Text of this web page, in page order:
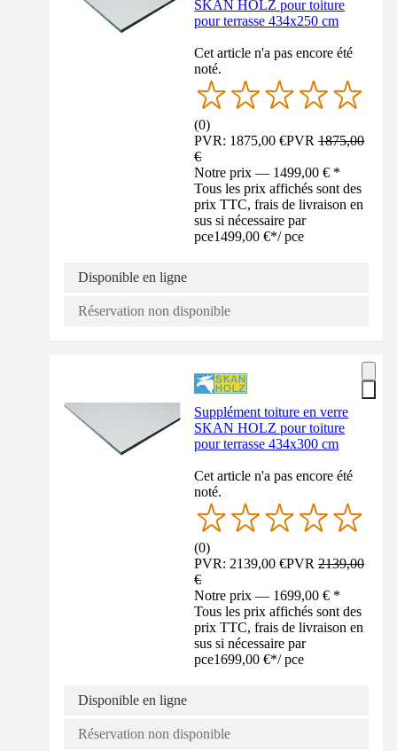
SKAN HOLZ pour toiture
pour terrasse 434x250 cm
Cet article n'a pas encore été
noté.
(0)
PVR: 1875,00 €PVR1875,00
€
Notre prix — 1499,00 € *
Tous les prix affichés sont des
prix TTC, frais de livraison en
sus si nécessaire par
pce1499,00 €*/ pce
Disponible en ligne
Réservation non disponible
Supplément toiture en verre
SKAN HOLZ pour toiture
pour terrasse 434x300 cm
Cet article n'a pas encore été
noté.
(0)
PVR: 2139,00 €PVR2139,00
€
Notre prix — 1699,00 € *
Tous les prix affichés sont des
prix TTC, frais de livraison en
sus si nécessaire par
pce1699,00 €*/ pce
Disponible en ligne
Réservation non disponible